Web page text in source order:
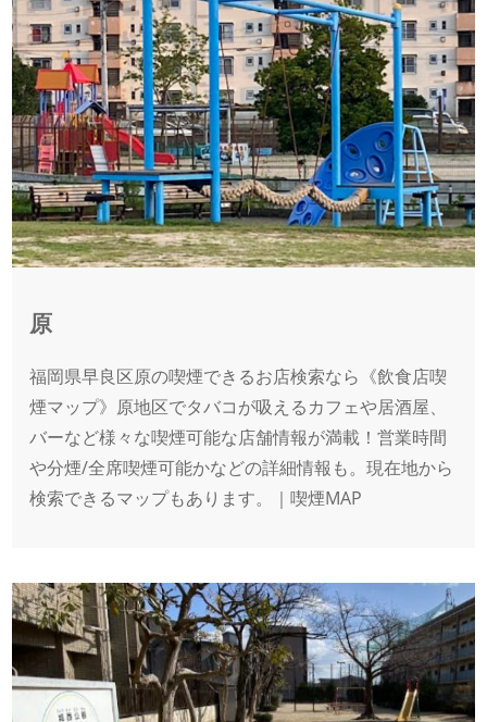
原
福岡県早良区原の喫煙できるお店検索なら《飲食店喫
煙マップ》原地区でタバコが吸えるカフェや居酒屋、
バーなど様々な喫煙可能な店舗情報が満載！営業時間
や分煙/全席喫煙可能かなどの詳細情報も。現在地から
検索できるマップもあります。｜喫煙MAP